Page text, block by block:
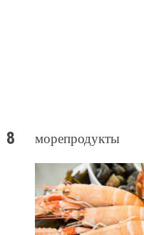
морепродукты